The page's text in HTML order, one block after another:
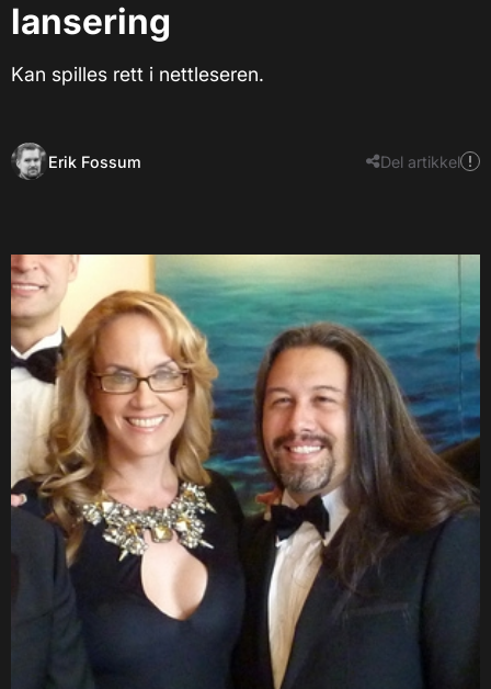
lansering
Kan spilles rett i nettleseren.
Erik Fossum Del artikkel